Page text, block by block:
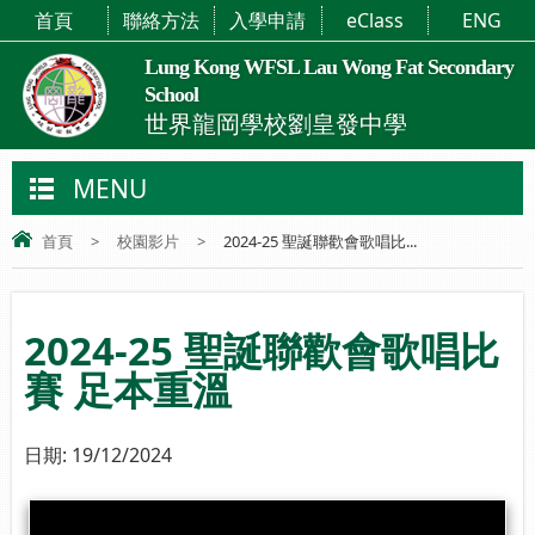
Lung Kong WFSL Lau Wong Fat Secondary
School
世界龍岡學校劉皇發中學
首頁 聯絡方法 入學申請 eClass ENG
MENU
首頁 > 校園影片 > 2024-25 聖誕聯歡會歌唱比...
2024-25 聖誕聯歡會歌唱比
賽 足本重溫
日期: 19/12/2024